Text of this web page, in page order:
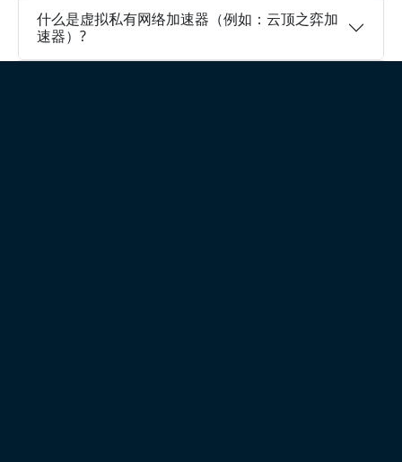
什么是虚拟私有网络加速器（例如：云顶之弈加
速器）?